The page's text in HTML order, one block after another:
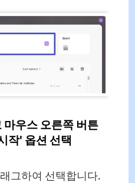
우스 오른쪽 버튼
작' 옵션 선택
그하여 선택합니다.